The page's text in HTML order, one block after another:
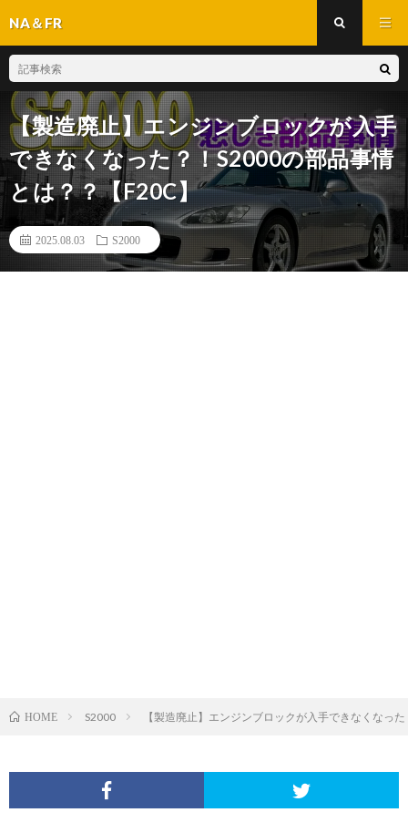
NA＆FR
【製造廃止】エンジンブロックが入手
できなくなった？！S2000の部品事情
とは？？【F20C】
2025.08.03 S2000
HOME S2000 【製造廃止】エンジンブロックが入手できなくなっ